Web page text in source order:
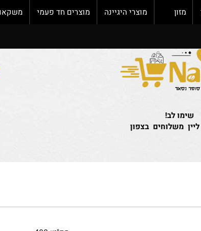
מזון מוצרי היגיינה מוצרים חד פעמי משקאות
לב!
משלוחים בצפון